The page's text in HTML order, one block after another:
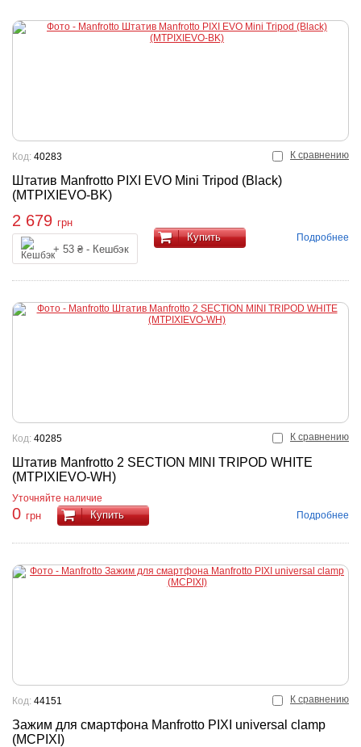
К сравнению
Штатив Manfrotto PIXI EVO Mini Tripod (Black)
(MTPIXIEVO-BK)
Код: 40283
2 679 грн
+ 53 ₴ - Кешбэк
Купить Подробнее
К сравнению
Штатив Manfrotto 2 SECTION MINI TRIPOD WHITE
(MTPIXIEVO-WH)
Код: 40285
Уточняйте наличие
0 грн Купить Подробнее
К сравнению
Зажим для смартфона Manfrotto PIXI universal clamp
(MCPIXI)
Код: 44151